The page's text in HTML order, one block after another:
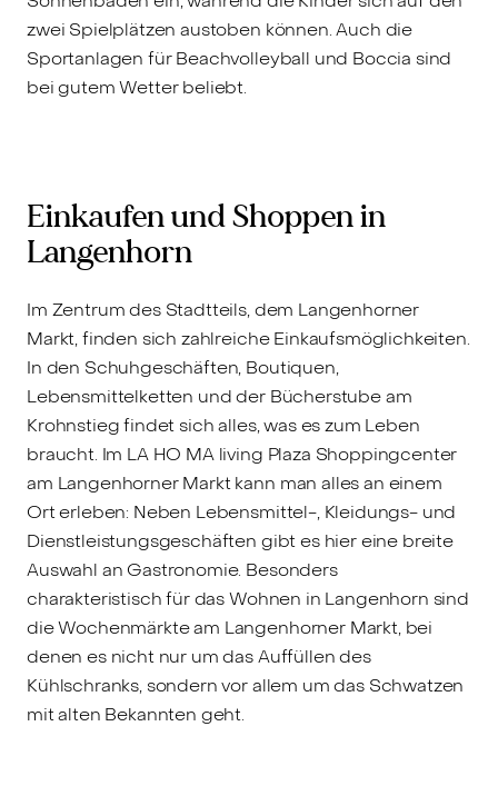
zwei Spielplätzen austoben können. Auch die
Sportanlagen für Beachvolleyball und Boccia sind
bei gutem Wetter beliebt.
Einkaufen und Shoppen in
Langenhorn
Im Zentrum des Stadtteils, dem Langenhorner
Markt, finden sich zahlreiche Einkaufsmöglichkeiten.
In den Schuhgeschäften, Boutiquen,
Lebensmittelketten und der Bücherstube am
Krohnstieg findet sich alles, was es zum Leben
braucht. Im LA HO MA living Plaza Shoppingcenter
am Langenhorner Markt kann man alles an einem
Ort erleben: Neben Lebensmittel-, Kleidungs- und
Dienstleistungsgeschäften gibt es hier eine breite
Auswahl an Gastronomie. Besonders
charakteristisch für das Wohnen in Langenhorn sind
die Wochenmärkte am Langenhorner Markt, bei
denen es nicht nur um das Auffüllen des
Kühlschranks, sondern vor allem um das Schwatzen
mit alten Bekannten geht.